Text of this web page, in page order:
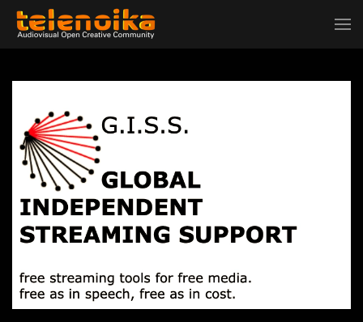
Ir al contenido principal